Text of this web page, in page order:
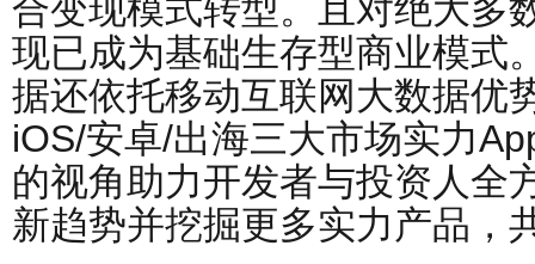
合变现模式转型。且对绝大多
现已成为基础生存型商业模式
据还依托移动互联网大数据优
iOS/安卓/出海三大市场实力
的视角助力开发者与投资人全
新趋势并挖掘更多实力产品，